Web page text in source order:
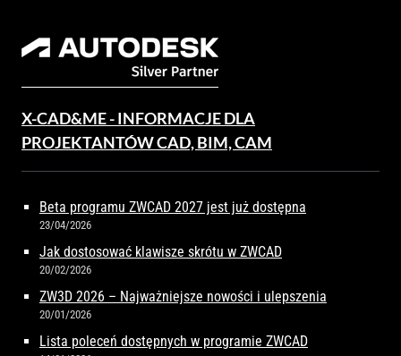
X-CAD&ME - INFORMACJE DLA
PROJEKTANTÓW CAD, BIM, CAM
Beta programu ZWCAD 2027 jest już dostępna
23/04/2026
Jak dostosować klawisze skrótu w ZWCAD
20/02/2026
ZW3D 2026 – Najważniejsze nowości i ulepszenia
20/01/2026
Lista poleceń dostępnych w programie ZWCAD